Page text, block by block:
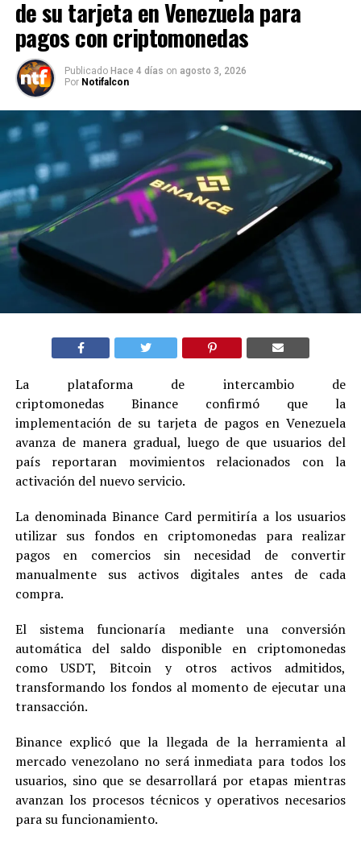
de su tarjeta en Venezuela para
pagos con criptomonedas
Publicado Hace 4 días on agosto 3, 2026
Por Notifalcon
La plataforma de intercambio de
criptomonedas Binance confirmó que la
implementación de su tarjeta de pagos en Venezuela
avanza de manera gradual, luego de que usuarios del
país reportaran movimientos relacionados con la
activación del nuevo servicio.
La denominada Binance Card permitiría a los usuarios
utilizar sus fondos en criptomonedas para realizar
pagos en comercios sin necesidad de convertir
manualmente sus activos digitales antes de cada
compra.
El sistema funcionaría mediante una conversión
automática del saldo disponible en criptomonedas
como USDT, Bitcoin y otros activos admitidos,
transformando los fondos al momento de ejecutar una
transacción.
Binance explicó que la llegada de la herramienta al
mercado venezolano no será inmediata para todos los
usuarios, sino que se desarrollará por etapas mientras
avanzan los procesos técnicos y operativos necesarios
para su funcionamiento.